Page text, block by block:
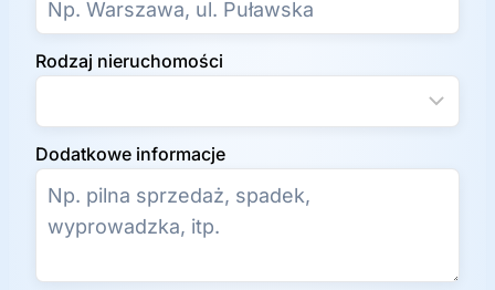
Rodzaj nieruchomości
Dodatkowe informacje